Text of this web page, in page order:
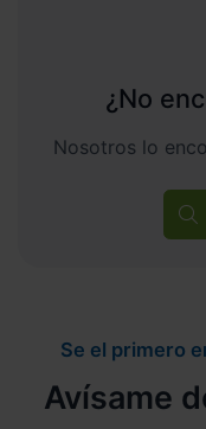
¿No
Nosotros lo
Se el primero
Avísame